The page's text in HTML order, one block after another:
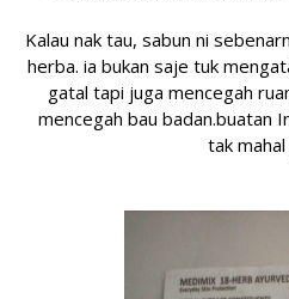
Kalau nak tau, sabun ni
herba. ia bukan saje tuk
gatal tapi juga mencegah
mencegah bau badan.buatan
tak mahal